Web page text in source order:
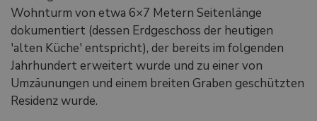
Wohnturm von etwa 6×7 Metern Seitenlänge
dokumentiert (dessen Erdgeschoss der heutigen
'alten Küche' entspricht), der bereits im folgenden
Jahrhundert erweitert wurde und zu einer von
Umzäunungen und einem breiten Graben geschützten
Residenz wurde.